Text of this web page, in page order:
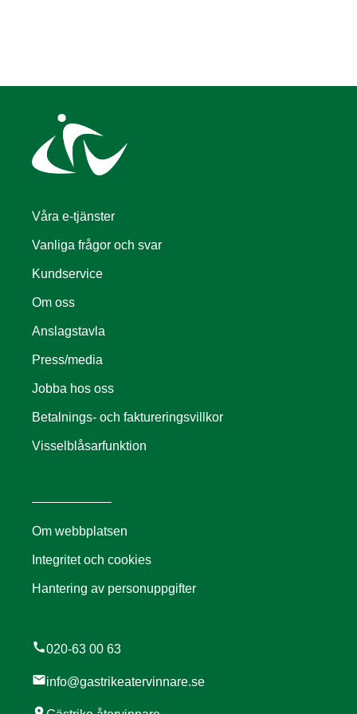
Våra e-tjänster
Vanliga frågor och svar
Kundservice
Om oss
Anslagstavla
Press/media
Jobba hos oss
Betalnings- och faktureringsvillkor
Visselblåsarfunktion
Om webbplatsen
Integritet och cookies
Hantering av personuppgifter
call020-63 00 63
mailinfo@gastrikeatervinnare.se